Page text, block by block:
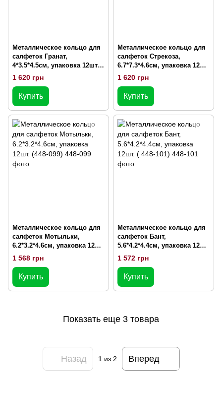
Металлическое кольцо для
салфеток Гранат,
4*3.5*4.5см, упаковка 12шт.
(448-080)
1 620 грн
Купить
Металлическое кольцо для
салфеток Стрекоза,
6.7*7.3*4.6см, упаковка 12шт.
(448-079)
1 620 грн
Купить
Металлическое кольцо для
салфеток Мотыльки,
6.2*3.2*4.6см, упаковка 12шт.
(448-099)
1 568 грн
Купить
Металлическое кольцо для
салфеток Бант,
5.6*4.2*4.4см, упаковка 12шт.
( 448-101)
1 572 грн
Купить
Показать еще 3 товара
Назад 1 из 2 Вперед